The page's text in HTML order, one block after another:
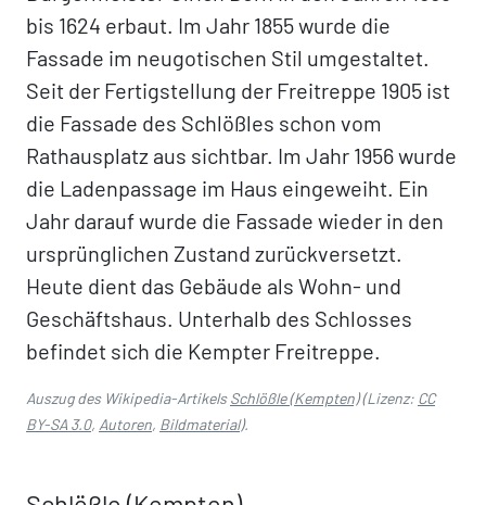
bis 1624 erbaut. Im Jahr 1855 wurde die
Fassade im neugotischen Stil umgestaltet.
Seit der Fertigstellung der Freitreppe 1905 ist
die Fassade des Schlößles schon vom
Rathausplatz aus sichtbar. Im Jahr 1956 wurde
die Ladenpassage im Haus eingeweiht. Ein
Jahr darauf wurde die Fassade wieder in den
ursprünglichen Zustand zurückversetzt.
Heute dient das Gebäude als Wohn- und
Geschäftshaus. Unterhalb des Schlosses
befindet sich die Kempter Freitreppe.
Auszug des Wikipedia-ArtikelsSchlößle (Kempten)(Lizenz: CC
BY-SA 3.0, Autoren, Bildmaterial).